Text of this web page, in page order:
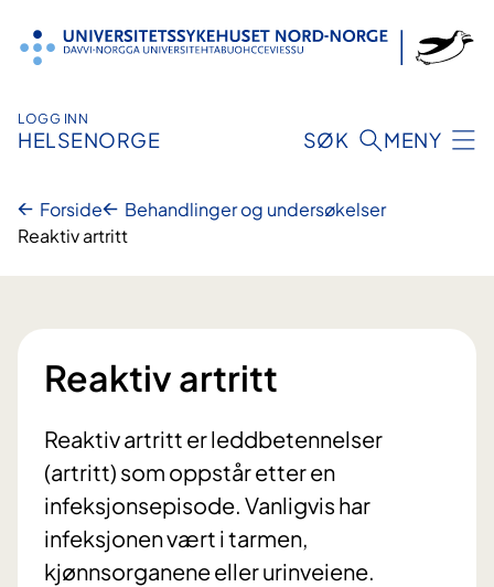
innhold
LOGG INN
HELSENORGE SØK MENY
Forside
Behandlinger og undersøkelser
Reaktiv artritt
Reaktiv artritt
Reaktiv artritt er leddbetennelser
(artritt) som oppstår etter en
infeksjonsepisode. Vanligvis har
infeksjonen vært i tarmen,
kjønnsorganene eller urinveiene.